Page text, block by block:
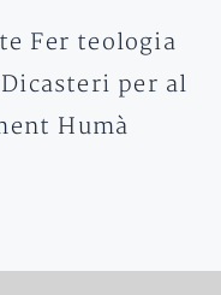
Fer teologia
per al
Humà